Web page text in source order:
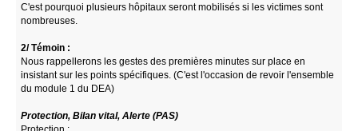
C'est pourquoi plusieurs hôpitaux seront mobilisés si les victimes sont
nombreuses.
2/ Témoin :
Nous rappellerons les gestes des premières minutes sur place en
insistant sur les points spécifiques. (C'est l'occasion de revoir l'ensemble
du module 1 du DEA)
Protection, Bilan vital, Alerte (PAS)